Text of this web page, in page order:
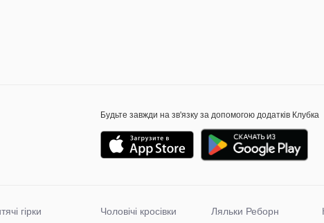
Будьте завжди на зв'язку за допомогою додатків Клубка
гірки
Чоловічі кросівки
Ляльки Реборн